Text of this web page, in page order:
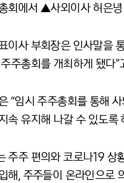
회에서 ▲사외이사 허은
이사 부회장은 인사말을
주총회를 개최하게 됐다”
“임시 주주총회를 통해
속 유지해 나갈 수 있도록
주주 편의와 코로나19
해, 주주들이 온라인으로